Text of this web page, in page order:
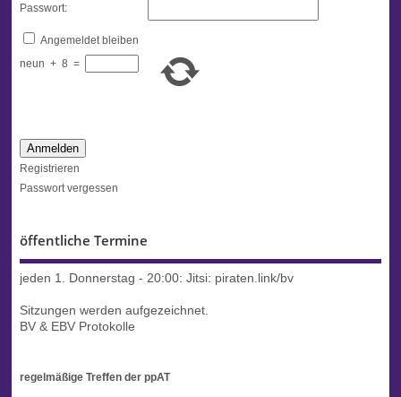
Passwort:
Angemeldet bleiben
neun + 8 =
Anmelden
Registrieren
Passwort vergessen
öffentliche Termine
jeden 1. Donnerstag - 20:00: Jitsi: piraten.link/bv
Sitzungen werden aufgezeichnet.
BV & EBV Protokolle
regelmäßige Treffen der ppAT